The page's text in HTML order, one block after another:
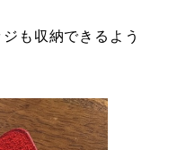
も収納できるよう